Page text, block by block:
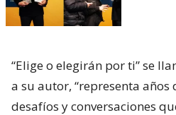
“Elige o elegirán por ti” se
a su autor, “representa años
desafíos y conversaciones